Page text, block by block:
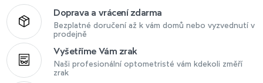
Doprava a vrácení zdarma
Bezplatné doručení až k vám domů nebo vyzvednutí v
prodejně
Vyšetříme Vám zrak
Naši profesionální optometristé vám kdekoli změří
zrak